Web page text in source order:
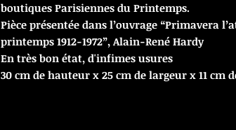
boutiques Parisiennes du Printemps.
Pièce présentée dans l’ouvrage “Primavera
printemps 1912-1972”, Alain-René Hardy
En très bon état, d'infimes usures
30 cm de hauteur x 25 cm de largeur x 11 cm